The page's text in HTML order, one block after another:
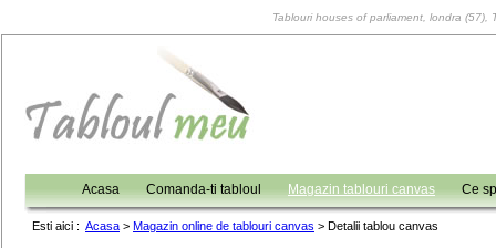
Tablouri houses of parliament, londra (57),
Acasa Comanda-ti tabloul Magazin tablouri canvas Ce
Esti aici : Acasa > Magazin online de tablouri canvas > Detalii tablou canvas